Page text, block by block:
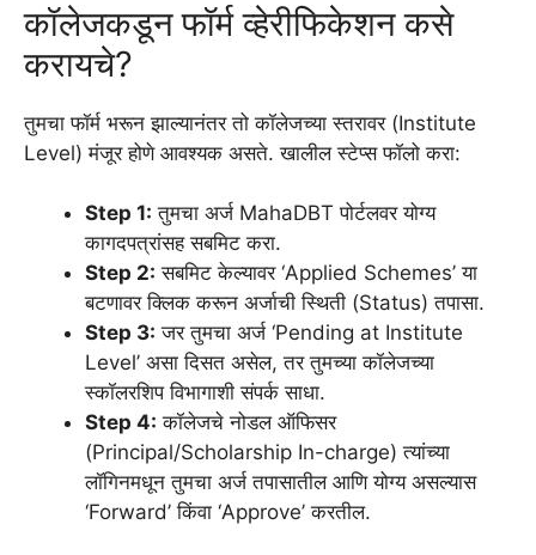
कॉलेजकडून फॉर्म व्हेरीफिकेशन कसे
करायचे?
तुमचा फॉर्म भरून झाल्यानंतर तो कॉलेजच्या स्तरावर (Institute
Level) मंजूर होणे आवश्यक असते. खालील स्टेप्स फॉलो करा:
Step 1: तुमचा अर्ज MahaDBT पोर्टलवर योग्य
कागदपत्रांसह सबमिट करा.
Step 2: सबमिट केल्यावर ‘Applied Schemes’ या
बटणावर क्लिक करून अर्जाची स्थिती (Status) तपासा.
Step 3: जर तुमचा अर्ज ‘Pending at Institute
Level’ असा दिसत असेल, तर तुमच्या कॉलेजच्या
स्कॉलरशिप विभागाशी संपर्क साधा.
Step 4: कॉलेजचे नोडल ऑफिसर
(Principal/Scholarship In-charge) त्यांच्या
लॉगिनमधून तुमचा अर्ज तपासातील आणि योग्य असल्यास
‘Forward’ किंवा ‘Approve’ करतील.